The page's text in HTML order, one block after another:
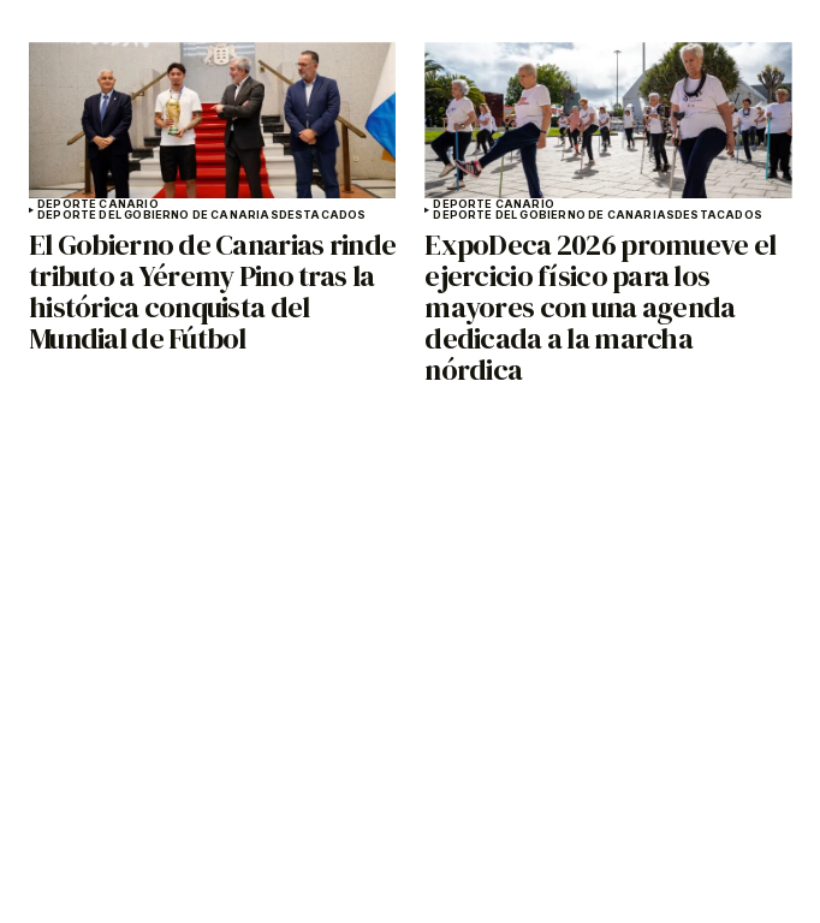
DEPORTE CANARIO
DEPORTE DEL GOBIERNO DE CANARIASDESTACADOS
El Gobierno de Canarias rinde
tributo a Yéremy Pino tras la
histórica conquista del
Mundial de Fútbol
DEPORTE CANARIO
DEPORTE DEL GOBIERNO DE CANARIASDESTACADOS
ExpoDeca 2026 promueve el
ejercicio físico para los
mayores con una agenda
dedicada a la marcha
nórdica